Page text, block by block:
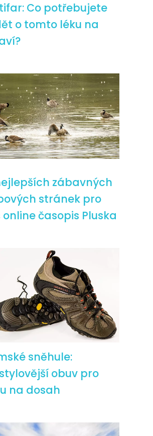
Co potřebujete
o tomto léku na
zábavných
stránek pro
online časopis Pluska
sněhule:
obuv pro
na dosah